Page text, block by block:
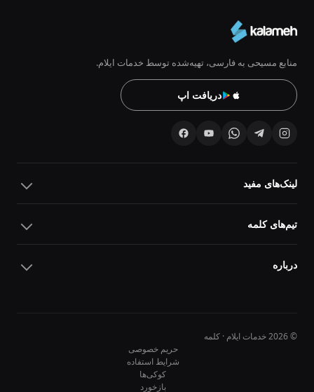
منابع مسیحی به فارسی، تهیه‌شده توسط خدمات ایلام.
دریافت اپ
لینک‌های مفید
تیم‌های کلمه
درباره
© 2026 خدمات ایلام · کلمه
حریم خصوصی
شرایط استفاده
کوکی‌ها
بازخورد
10